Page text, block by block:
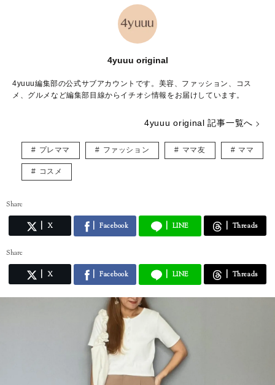
4yuuu original
4yuuu編集部の公式サブアカウントです。美容、ファッション、コス
メ、グルメなど編集部目線からイチオシ情報をお届けしています。
4yuuu original 記事一覧へ
プレママ ファッション ママ友 ママ
コスメ
Share
X Facebook LINE Threads
Share
X Facebook LINE Threads